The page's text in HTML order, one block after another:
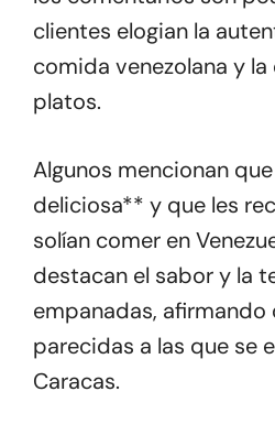
clientes elogian la
comida venezolana y
platos.
Algunos mencionan
deliciosa** y que les
solían comer en
destacan el sabor y la
empanadas, afirmando
parecidas a las que se
Caracas.